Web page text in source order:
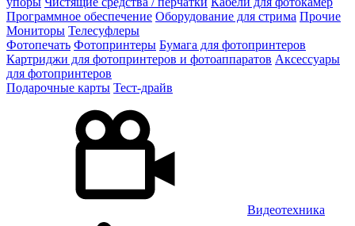
Программное обеспечение Оборудование для стрима Прочие
Мониторы Телесуфлеры
Фотопечать Фотопринтеры Бумага для фотопринтеров
Картриджи для фотопринтеров и фотоаппаратов Аксессуары
для фотопринтеров
Подарочные карты Тест-драйв
Видеотехника